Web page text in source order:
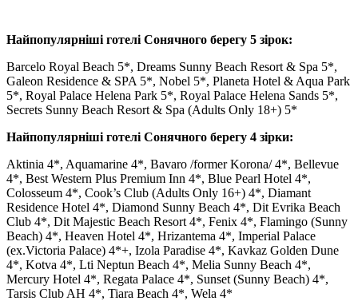
Найпопулярніші готелі Сонячного берегу 5 зірок:
Barcelo Royal Beach 5*, Dreams Sunny Beach Resort & Spa 5*,
Galeon Residence & SPA 5*, Nobel 5*, Planeta Hotel & Aqua Park
5*, Royal Palace Helena Park 5*, Royal Palace Helena Sands 5*,
Secrets Sunny Beach Resort & Spa (Adults Only 18+) 5*
Найпопулярніші готелі Сонячного берегу 4 зірки:
Aktinia 4*, Aquamarine 4*, Bavaro /former Korona/ 4*, Bellevue
4*, Best Western Plus Premium Inn 4*, Blue Pearl Hotel 4*,
Colosseum 4*, Cook’s Club (Adults Only 16+) 4*, Diamant
Residence Hotel 4*, Diamond Sunny Beach 4*, Dit Evrika Beach
Club 4*, Dit Majestic Beach Resort 4*, Fenix 4*, Flamingo (Sunny
Beach) 4*, Heaven Hotel 4*, Hrizantema 4*, Imperial Palace
(ex.Victoria Palace) 4*+, Izola Paradise 4*, Kavkaz Golden Dune
4*, Kotva 4*, Lti Neptun Beach 4*, Melia Sunny Beach 4*,
Mercury Hotel 4*, Regata Palace 4*, Sunset (Sunny Beach) 4*,
Tarsis Club AH 4*, Tiara Beach 4*, Wela 4*